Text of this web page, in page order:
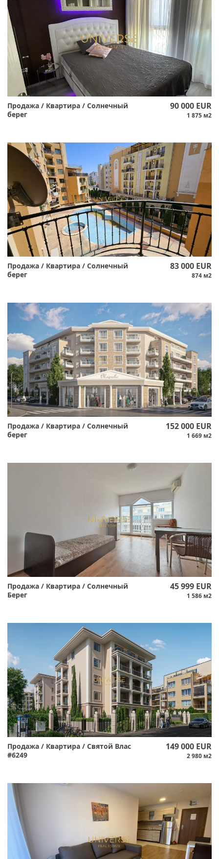
Продажа / Квартира / Солнечный
берег
90 000 EUR
1 875 м2
Продажа / Квартира / Солнечный
берег
83 000 EUR
874 м2
Продажа / Квартира / Солнечный
берег
152 000 EUR
1 669 м2
Продажа / Квартира / Солнечный
Берег
45 999 EUR
1 586 м2
Продажа / Квартира / Святой Влас
#6249
149 000 EUR
2 980 м2